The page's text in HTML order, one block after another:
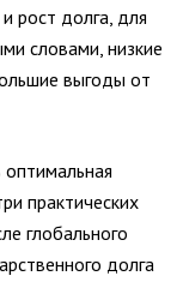
рост долга, для
словами, низкие
выгоды от
практических
глобального
долга